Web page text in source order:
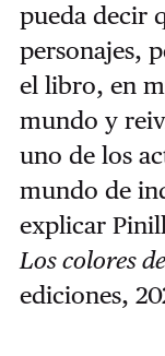
pueda decir
personajes,
el libro, en
mundo y
uno de los
mundo de
explicar
Los colores
ediciones,